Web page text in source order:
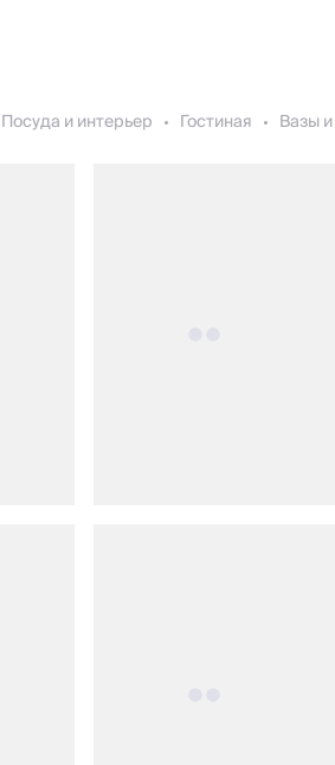
Посуда и интерьер Гостиная Вазы